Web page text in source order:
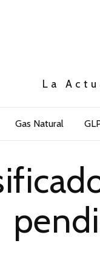
La
Gas Natural